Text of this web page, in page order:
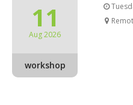
11
Aug 2026
workshop